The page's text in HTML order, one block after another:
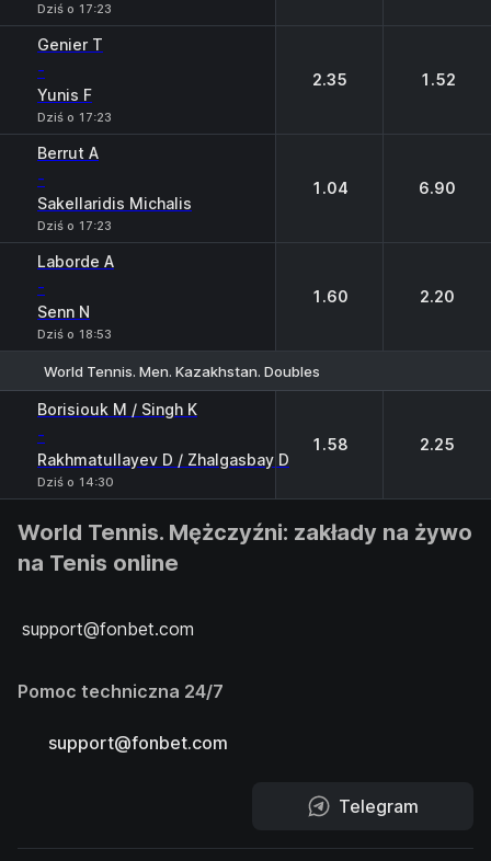
Dziś o 17:23
Genier T
-
Yunis F
Dziś o 17:23
2.35 1.52
Berrut A
-
Sakellaridis Michalis
Dziś o 17:23
1.04 6.90
Laborde A
-
Senn N
Dziś o 18:53
1.60 2.20
World Tennis. Men. Kazakhstan. Doubles
Borisiouk M / Singh K
-
Rakhmatullayev D / Zhalgasbay D
Dziś o 14:30
1.58 2.25
World Tennis. Mężczyźni: zakłady na żywo
na Tenis online
support@fonbet.com
Pomoc techniczna 24/7
support@fonbet.com
Telegram